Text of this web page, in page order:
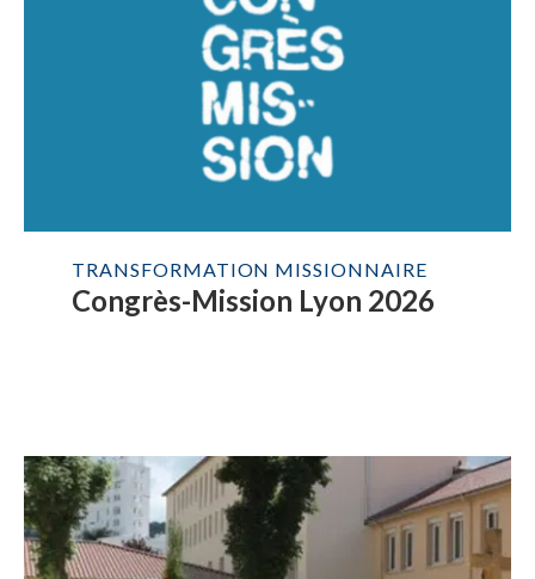
TRANSFORMATION MISSIONNAIRE
Congrès-Mission Lyon 2026